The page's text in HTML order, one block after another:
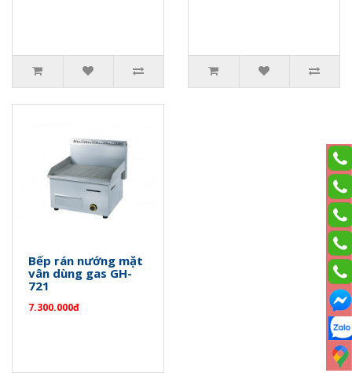
Bếp rán nướng mặt
vân dùng gas GH-
721
7.300.000đ